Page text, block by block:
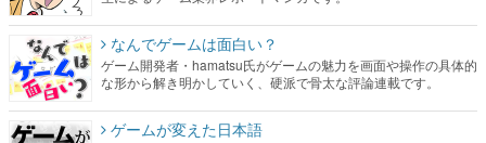
なんでゲームは面白い？
ゲーム開発者・hamatsu氏がゲームの魅力を画面や操作の具体的
な形から解き明かしていく、硬派で骨太な評論連載です。
ゲームが変えた日本語